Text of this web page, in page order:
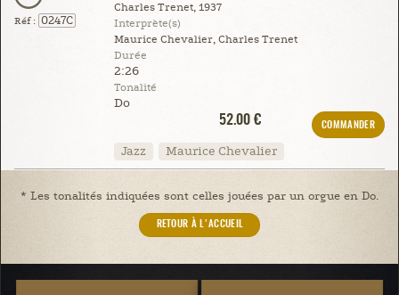
Réf : 0247C
Charles Trenet, 1937
Interprète(s)
Maurice Chevalier, Charles Trenet
Durée
2:26
Tonalité
Do
52.00 €
COMMANDER
Jazz Maurice Chevalier
* Les tonalités indiquées sont celles jouées par un orgue en Do.
RETOUR À L'ACCUEIL